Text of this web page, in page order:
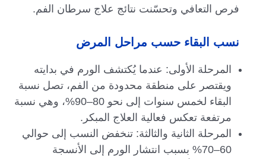
فرص التعافي وتحسّنت نتائج علاج سرطان الفم.
نسب البقاء حسب مراحل المرض
المرحلة الأولى: عندما يُكتشف الورم في بدايته
ويقتصر على منطقة محدودة من الفم، تصل نسبة
البقاء لخمس سنوات إلى نحو 80–90%، وهي نسبة
مرتفعة تعكس فعالية العلاج المبكر.
المرحلة الثانية والثالثة: تنخفض النسب إلى حوالي
60–70% بسبب انتشار الورم إلى الأنسجة